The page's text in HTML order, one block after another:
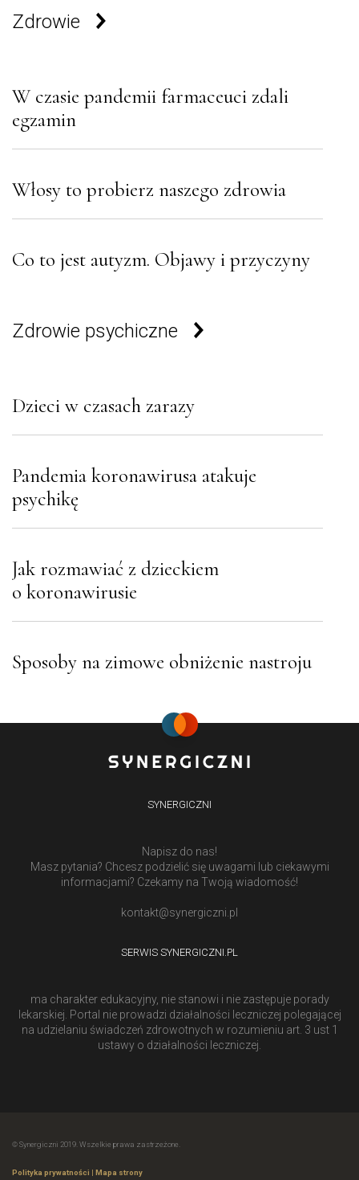
Zdrowie
W czasie pandemii farmaceuci zdali
egzamin
Włosy to probierz naszego zdrowia
Co to jest autyzm. Objawy i przyczyny
Zdrowie psychiczne
Dzieci w czasach zarazy
Pandemia koronawirusa atakuje
psychikę
Jak rozmawiać z dzieckiem
o koronawirusie
Sposoby na zimowe obniżenie nastroju
SYNERGICZNI
Napisz do nas!
Masz pytania? Chcesz podzielić się uwagami lub ciekawymi
informacjami? Czekamy na Twoją wiadomość!
kontakt@synergiczni.pl
SERWIS SYNERGICZNI.PL
ma charakter edukacyjny, nie stanowi i nie zastępuje porady
lekarskiej. Portal nie prowadzi działalności leczniczej polegającej
na udzielaniu świadczeń zdrowotnych w rozumieniu art. 3 ust 1
ustawy o działalności leczniczej.
© Synergiczni 2019. Wszelkie prawa zastrzeżone.
Polityka prywatności | Mapa strony